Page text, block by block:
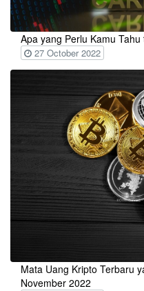
Apa yang Perlu Kamu
27 October 2022
Mata Uang Kripto Terbaru
November 2022